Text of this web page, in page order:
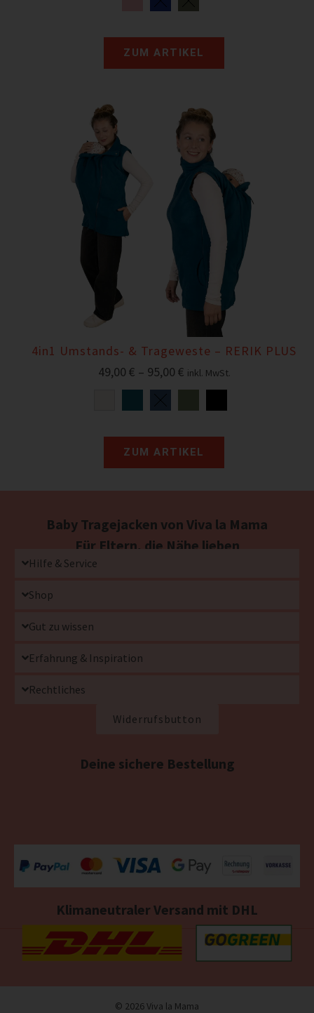
ZUM ARTIKEL
4in1 Umstands- & Trageweste – RERIK PLUS
49,00 € – 95,00 € inkl. MwSt.
ZUM ARTIKEL
Baby Tragejacken von Viva la Mama
Für Eltern, die Nähe lieben
Hilfe & Service
Shop
Gut zu wissen
Erfahrung & Inspiration
Rechtliches
Widerrufsbutton
Deine sichere Bestellung
Klimaneutraler Versand mit DHL
© 2026 Viva la Mama